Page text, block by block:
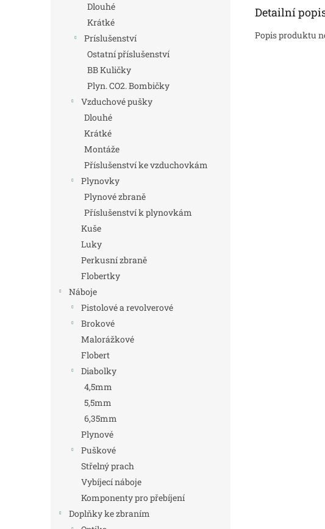
Dlouhé
Krátké
Príslušenství
Ostatní příslušenství
BB Kuličky
Plyn. CO2. Bombičky
Vzduchové pušky
Dlouhé
Krátké
Montáže
Příslušenství ke vzduchovkám
Plynovky
Plynové zbraně
Příslušenství k plynovkám
Kuše
Luky
Perkusní zbraně
Flobertky
Náboje
Pistolové a revolverové
Brokové
Malorážkové
Flobert
Diabolky
4,5mm
5,5mm
6,35mm
Plynové
Puškové
Střelný prach
Vybíjecí náboje
Komponenty pro přebíjení
Doplňky ke zbraním
Detailní
Popis produktu